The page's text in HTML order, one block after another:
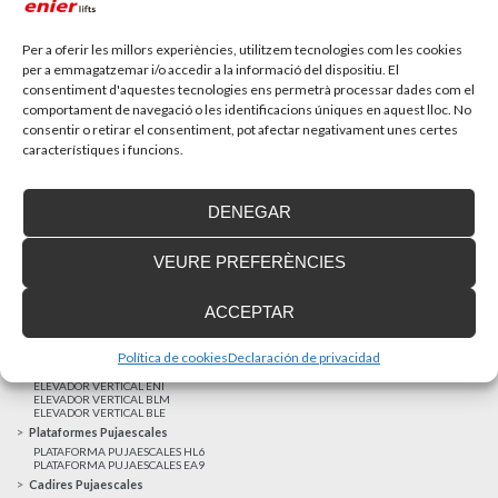
Per a oferir les millors experiències, utilitzem tecnologies com les cookies
per a emmagatzemar i/o accedir a la informació del dispositiu. El
consentiment d'aquestes tecnologies ens permetrà processar dades com el
comportament de navegació o les identificacions úniques en aquest lloc. No
consentir o retirar el consentiment, pot afectar negativament unes certes
característiques i funcions.
ACCEPTAR
DENEGAR
VEURE PREFERÈNCIES
Política de cookiesDeclaración de privacidad
MÉS NOTÍCIES
ELEVADOR UNIFAMILIAR EHP 05
Elevadors Verticals
ELEVADOR VERTICAL ENI
ELEVADOR VERTICAL BLM
ELEVADOR VERTICAL BLE
Plataformes Pujaescales
PLATAFORMA PUJAESCALES HL6
PLATAFORMA PUJAESCALES EA9
Cadires Pujaescales